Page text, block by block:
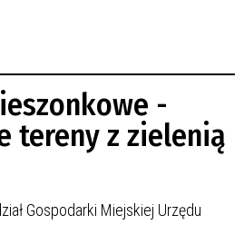
-
tereny z zielenią
Gospodarki Miejskiej Urzędu